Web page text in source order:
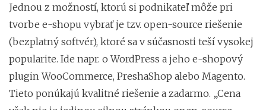
Jednou z možností, ktorú si podnikateľ môže pri
tvorbe e-shopu vybrať je tzv. open-source riešenie
(bezplatný softvér), ktoré sa v súčasnosti teší vysokej
popularite. Ide napr. o WordPress a jeho e-shopový
plugin WooCommerce, PreshaShop alebo Magento.
Tieto ponúkajú kvalitné riešenie a zadarmo. „Cena